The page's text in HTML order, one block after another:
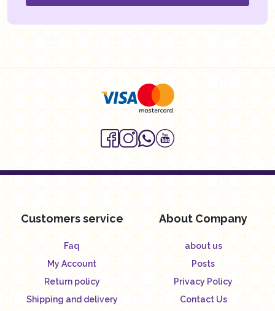
Customers service
Faq
My Account
Return policy
Shipping and delivery
About Company
about us
Posts
Privacy Policy
Contact Us